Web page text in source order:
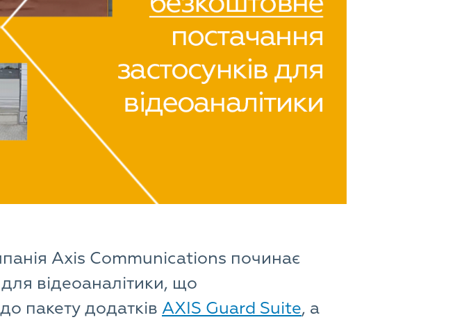
Axis Communications починає
відеоаналітики, що
пакету додатків AXIS Guard Suite, а